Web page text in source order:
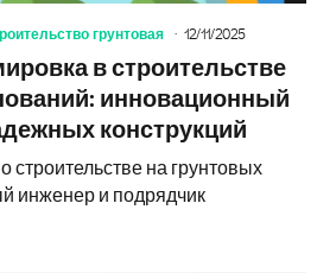
грунтовая 12/11/2025
в строительстве
инновационный
конструкций
строительстве на грунтовых
инженер и подрядчик